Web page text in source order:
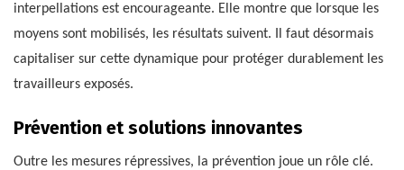
interpellations est encourageante. Elle montre que lorsque les
moyens sont mobilisés, les résultats suivent. Il faut désormais
capitaliser sur cette dynamique pour protéger durablement les
travailleurs exposés.
Prévention et solutions innovantes
Outre les mesures répressives, la prévention joue un rôle clé.